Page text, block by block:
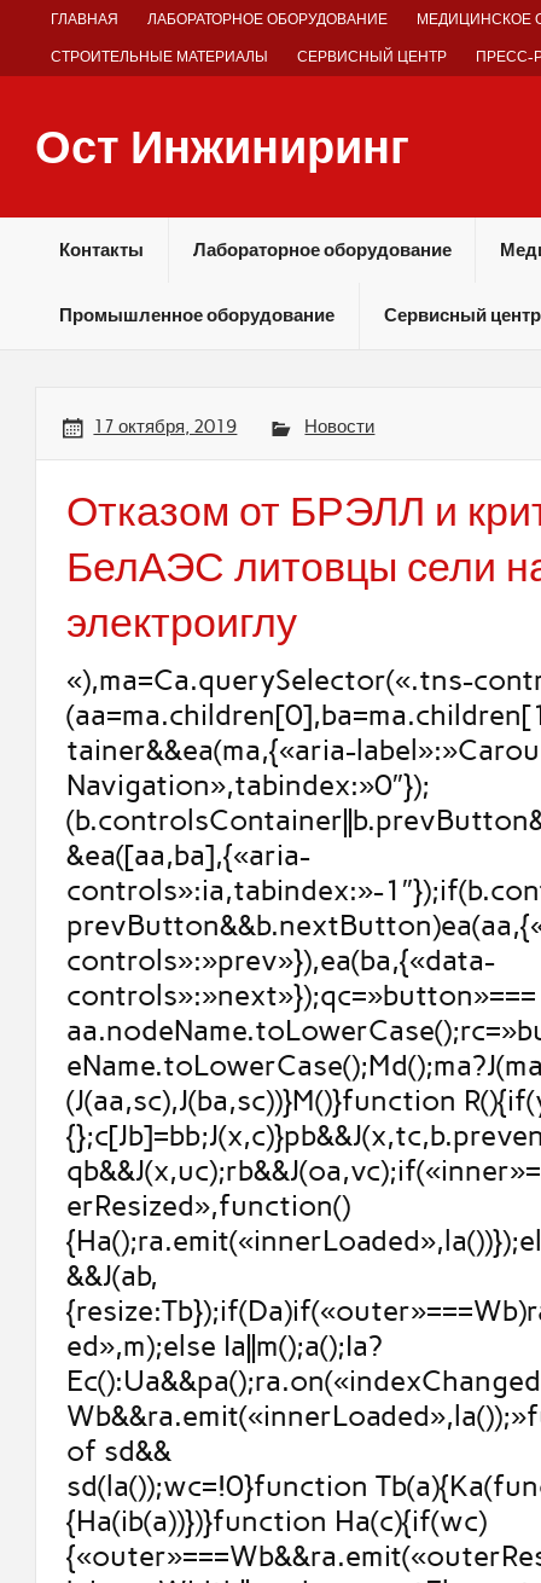
ГЛАВНАЯ ЛАБОРАТОРНОЕ ОБОРУДОВАНИЕ МЕДИЦИНСКОЕ
СТРОИТЕЛЬНЫЕ МАТЕРИАЛЫ СЕРВИСНЫЙ ЦЕНТР ПРЕСС-
Ост Инжиниринг
Контакты Лабораторное оборудование
Промышленное оборудование Сервисный центр
17 октября, 2019 Новости
Отказом от БРЭЛЛ и
БелАЭС литовцы сели
электроиглу
«),ma=Ca.querySelector(«.tns-
tainer&&ea(ma,{«aria-
Navigation»,tabindex:»0″});
&ea([aa,ba],{«aria-
controls»:ia,tabindex:»-
controls»:»prev»}),ea(ba,{«data-
controls»:»next»});qc=»button»===
(J(aa,sc),J(ba,sc))}M()}function
erResized»,function()
&&J(ab,
ed»,m);else Ia||m();a();Ia?
of sd&&
sd(la());wc=!0}function
{Ha(ib(a))})}function Ha(c){if(wc)